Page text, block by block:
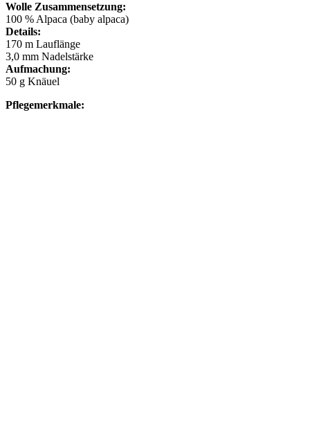
Wolle Zusammensetzung:
100 % Alpaca (baby alpaca)
Details:
170 m Lauflänge
3,0 mm Nadelstärke
Aufmachung:
50 g Knäuel
Pflegemerkmale: